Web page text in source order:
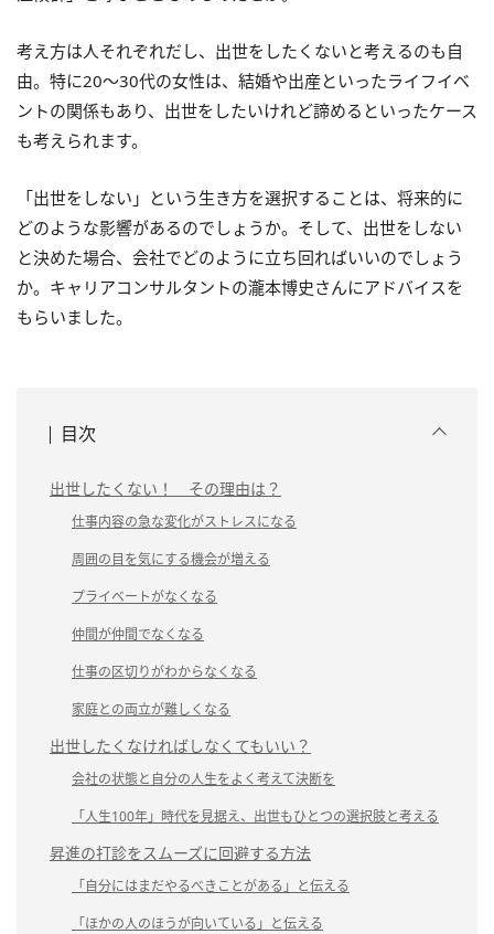
考え方は人それぞれだし、出世をしたくないと考えるのも自
由。特に20～30代の女性は、結婚や出産といったライフイベ
ントの関係もあり、出世をしたいけれど諦めるといったケース
も考えられます。
「出世をしない」という生き方を選択することは、将来的に
どのような影響があるのでしょうか。そして、出世をしない
と決めた場合、会社でどのように立ち回ればいいのでしょう
か。キャリアコンサルタントの瀧本博史さんにアドバイスを
もらいました。
目次
出世したくない！ その理由は？
仕事内容の急な変化がストレスになる
周囲の目を気にする機会が増える
プライベートがなくなる
仲間が仲間でなくなる
仕事の区切りがわからなくなる
家庭との両立が難しくなる
出世したくなければしなくてもいい？
会社の状態と自分の人生をよく考えて決断を
「人生100年」時代を見据え、出世もひとつの選択肢と考える
昇進の打診をスムーズに回避する方法
「自分にはまだやるべきことがある」と伝える
「ほかの人のほうが向いている」と伝える